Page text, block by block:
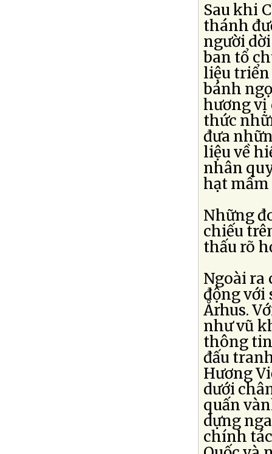
Sau khi
thánh
người
ban tổ
liệu triển
bánh
hương vị
thức
đưa
liệu về
nhân
hạt mầm
Những
chiếu
thấu rõ
Ngoài ra
động với
Århus.
như vũ
thông tin
đấu
Hương
dưới
quấn
dựng
chính